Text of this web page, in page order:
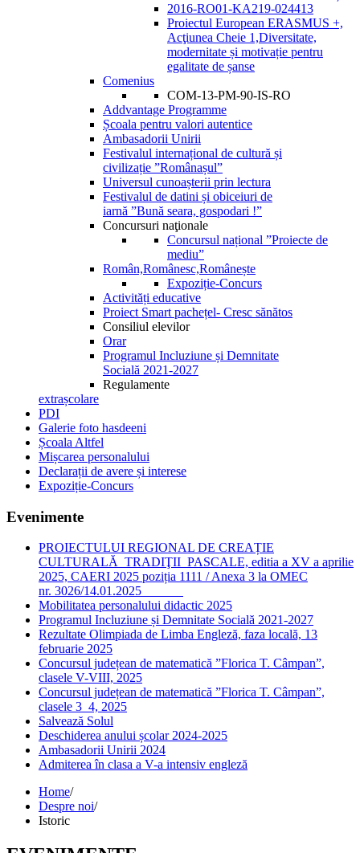
2016-RO01-KA219-024413
Proiectul European ERASMUS +,
Acţiunea Cheie 1,Diversitate,
modernitate și motivație pentru
egalitate de șanse
Comenius
COM-13-PM-90-IS-RO
Addvantage Programme
Școala pentru valori autentice
Ambasadorii Unirii
Festivalul internațional de cultură și
civilizație ”Românașul”
Universul cunoașterii prin lectura
Festivalul de datini și obiceiuri de
iarnă ”Bună seara, gospodari !”
Concursuri naţionale
Concursul național ”Proiecte de
mediu”
Român,Românesc,Românește
Expoziție-Concurs
Activități educative
Proiect Smart pachețel- Cresc sănătos
Consiliul elevilor
Orar
Programul Incluziune și Demnitate
Socială 2021-2027
Regulamente
extrașcolare
PDI
Galerie foto hasdeeni
Școala Altfel
Mișcarea personalului
Declarații de avere și interese
Expoziție-Concurs
Evenimente
PROIECTULUI REGIONAL DE CREAȚIE
CULTURALĂ TRADIŢII PASCALE, editia a XV a aprilie
2025, CAERI 2025 poziția 1111 / Anexa 3 la OMEC
nr. 3026/14.01.2025
Mobilitatea personalului didactic 2025
Programul Incluziune și Demnitate Socială 2021-2027
Rezultate Olimpiada de Limba Engleză, faza locală, 13
februarie 2025
Concursul județean de matematică ”Florica T. Câmpan”,
clasele V-VIII, 2025
Concursul județean de matematică ”Florica T. Câmpan”,
clasele 3_4, 2025
Salvează Solul
Deschiderea anului școlar 2024-2025
Ambasadorii Unirii 2024
Admiterea în clasa a V-a intensiv engleză
Home/
Despre noi/
Istoric